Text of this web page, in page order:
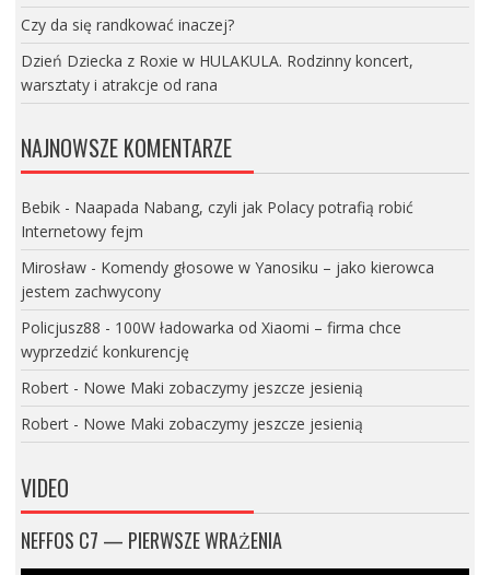
Czy da się randkować inaczej?
Dzień Dziecka z Roxie w HULAKULA. Rodzinny koncert,
warsztaty i atrakcje od rana
NAJNOWSZE KOMENTARZE
Bebik- Naapada Nabang, czyli jak Polacy potrafią robić
Internetowy fejm
Mirosław- Komendy głosowe w Yanosiku – jako kierowca
jestem zachwycony
Policjusz88 - 100W ładowarka od Xiaomi – firma chce
wyprzedzić konkurencję
Robert- Nowe Maki zobaczymy jeszcze jesienią
Robert- Nowe Maki zobaczymy jeszcze jesienią
VIDEO
NEFFOS C7 — PIERWSZE WRAŻENIA